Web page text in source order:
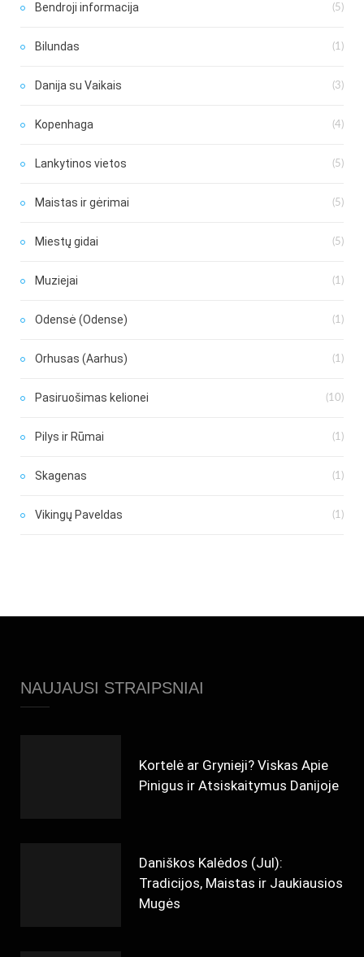
Bendroji informacija (5)
Bilundas (1)
Danija su Vaikais (3)
Kopenhaga (4)
Lankytinos vietos (5)
Maistas ir gėrimai (5)
Miestų gidai (5)
Muziejai (1)
Odensė (Odense) (1)
Orhusas (Aarhus) (1)
Pasiruošimas kelionei (10)
Pilys ir Rūmai (1)
Skagenas (1)
Vikingų Paveldas (1)
NAUJAUSI STRAIPSNIAI
Kortelė ar Grynieji? Viskas Apie
Pinigus ir Atsiskaitymus Danijoje
Daniškos Kalėdos (Jul):
Tradicijos, Maistas ir Jaukiausios
Mugės